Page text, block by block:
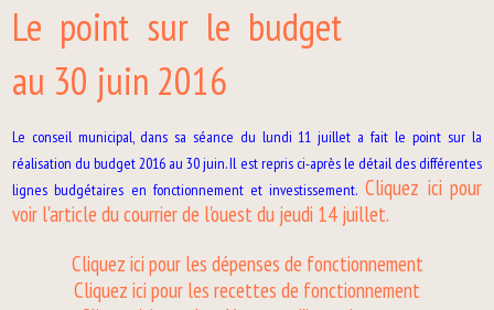
Le point sur le budget
au 30 juin 2016
Le conseil municipal, dans sa séance du lundi 11 juillet a fait le point sur la
réalisation du budget 2016 au 30 juin. Il est repris ci-après le détail des différentes
lignes budgétaires en fonctionnement et investissement. Cliquez ici pour
voir l'article du courrier de l'ouest du jeudi 14 juillet.
Cliquez ici pour les dépenses de fonctionnement
Cliquez ici pour les recettes de fonctionnement